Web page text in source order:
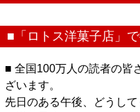
■「ロトス洋菓子店」
■ 全国100万人の読者の皆
ざいます。
先日のある午後、どうし